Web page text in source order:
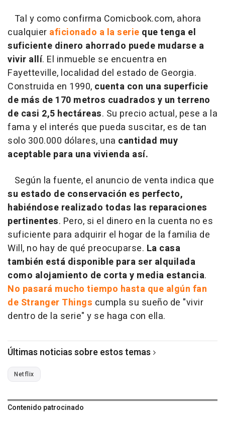
Tal y como confirma Comicbook.com, ahora
cualquier aficionado a la serie que tenga el
suficiente dinero ahorrado puede mudarse a
vivir allí. El inmueble se encuentra en
Fayetteville, localidad del estado de Georgia.
Construida en 1990, cuenta con una superficie
de más de 170 metros cuadrados y un terreno
de casi 2,5 hectáreas. Su precio actual, pese a la
fama y el interés que pueda suscitar, es de tan
solo 300.000 dólares, una cantidad muy
aceptable para una vivienda así.
Según la fuente, el anuncio de venta indica que
su estado de conservación es perfecto,
habiéndose realizado todas las reparaciones
pertinentes. Pero, si el dinero en la cuenta no es
suficiente para adquirir el hogar de la familia de
Will, no hay de qué preocuparse. La casa
también está disponible para ser alquilada
como alojamiento de corta y media estancia.
No pasará mucho tiempo hasta que algún fan
de Stranger Things cumpla su sueño de "vivir
dentro de la serie" y se haga con ella.
Últimas noticias sobre estos temas
Netflix
Contenido patrocinado